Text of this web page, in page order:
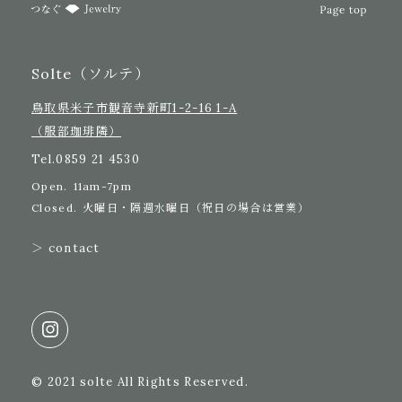
Solte（ソルテ）
鳥取県米子市観音寺新町1-2-16 1-A
（服部珈琲隣）
Tel.0859 21 4530
Open. 11am-7pm
Closed. 火曜日・隔週水曜日（祝日の場合は営業）
＞ contact
© 2021 solte All Rights Reserved.